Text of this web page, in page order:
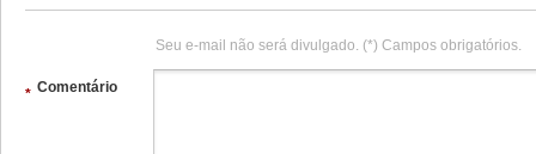
Seu e-mail não será divulgado. (*) Campos obrigatórios.
Comentário
*